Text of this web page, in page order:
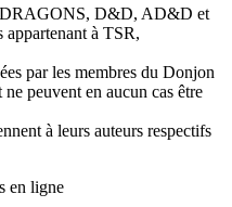
DRAGONS, D&D, AD&D et
appartenant à TSR,
par les membres du Donjon
peuvent en aucun cas être
à leurs auteurs respectifs
en ligne